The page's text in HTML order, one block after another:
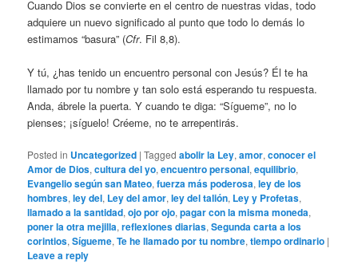
Cuando Dios se convierte en el centro de nuestras vidas, todo
adquiere un nuevo significado al punto que todo lo demás lo
estimamos “basura” (Cfr. Fil 8,8).
Y tú, ¿has tenido un encuentro personal con Jesús? Él te ha
llamado por tu nombre y tan solo está esperando tu respuesta.
Anda, ábrele la puerta. Y cuando te diga: “Sígueme”, no lo
pienses; ¡síguelo! Créeme, no te arrepentirás.
Posted in Uncategorized |Tagged abolir la Ley,amor,conocer el
Amor de Dios,cultura del yo,encuentro personal,equilibrio,
Evangelio según san Mateo,fuerza más poderosa,ley de los
hombres,ley del, Ley del amor,ley del talión, Ley y Profetas,
llamado a la santidad,ojo por ojo,pagar con la misma moneda,
poner la otra mejilla,reflexiones diarias,Segunda carta a los
corintios,Sígueme,Te he llamado por tu nombre,tiempo ordinario |
Leave a reply